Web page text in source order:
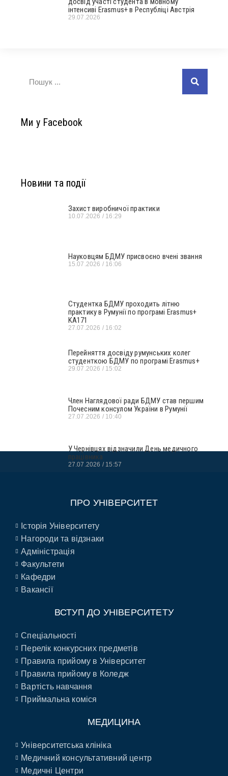
інтенсиві Erasmus+ в Республіці Австрія
29.07.2026
Ми у Facebook
Новини та події
Захист виробничої практики
10.07.2026 16:29
Науковцям БДМУ присвоєно вчені звання
15.07.2026 16:06
Студентка БДМУ проходить літню
практику в Румунії по програмі Erasmus+
KA171
27.07.2026 16:02
Перейняття досвіду румунських колег
студенткою БДМУ по програмі Erasmus+
29.07.2026 15:02
Член Наглядової ради БДМУ став першим
Почесним консулом України в Румунії
27.07.2026 10:40
У Чернівцях відзначили День медичного
працівника
27.07.2026 15:57
ПРО УНІВЕРСИТЕТ
Історія Університету
Нагороди та відзнаки
Адміністрація
Факультети
Кафедри
Вакансії
ВСТУП ДО УНІВЕРСИТЕТУ
Спеціальності
Перелік конкурсних предметів
Правила прийому в Університет
Правила прийому в Коледж
Вартість навчання
Приймальна коміся
МЕДИЦИНА
Університетська клініка
Медичний консультативний центр
Медичні Центри